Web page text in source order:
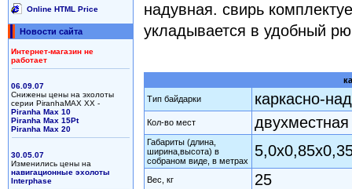
Online HTML Price
Новости сайта
Интернет-магазин не
работает
06.09.07
Снижены цены на эхолоты
серии PiranhaMAX XX -
Piranha Max 10
Piranha Max 15Pt
Piranha Max 20
30.05.07
Изменились цены на
навигационные эхолоты
Interphase
надувная. свирь
укладывается в удобный
Тип байдарки
каркасно-
Кол-во мест
Габариты (длина,
ширина,высота) в
собраном виде, в метрах
Вес, кг 25